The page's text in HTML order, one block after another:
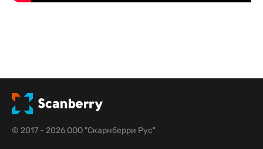
© 2017 - 2026 ООО "Скарнберри Рус"